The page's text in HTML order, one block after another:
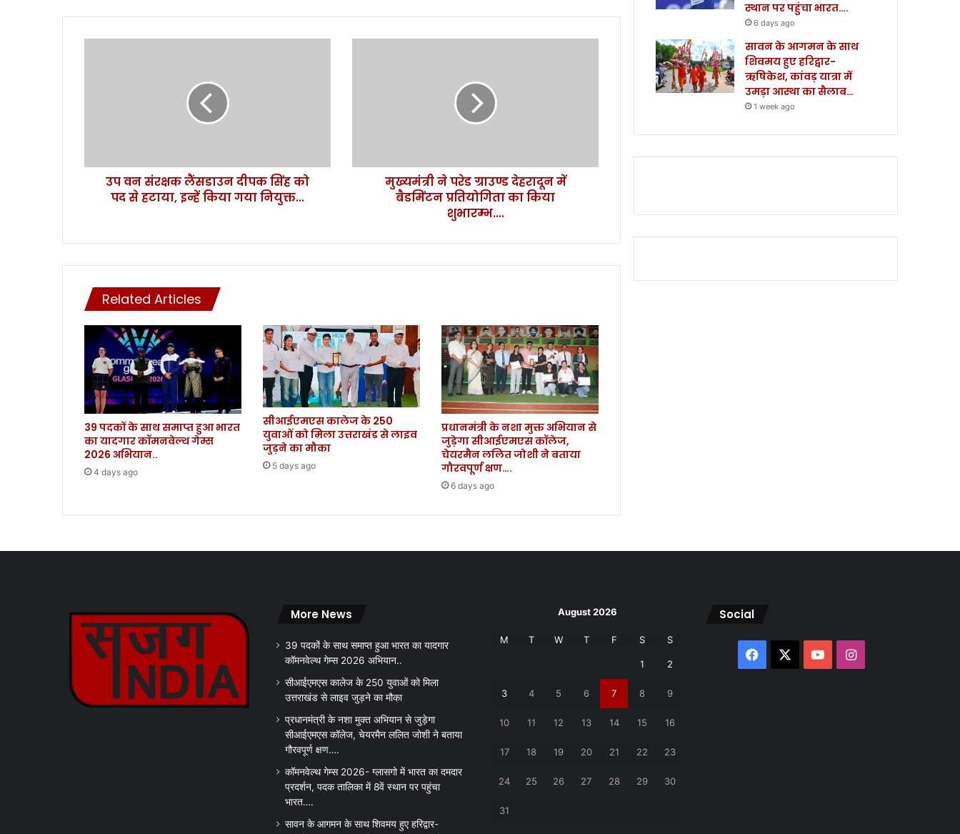
से
उप वन संरक्षक लैंसडाउन दीपक सिंह को
पद से हटाया, इन्हें किया गया नियुक्त...
का
मुख्यमंत्री ने परेड ग्राउण्ड देहरादून में
बैडमिंटन प्रतियोगिता का किया
शुभारम्भ....
Related Articles
39 पदकों के साथ समाप्त हुआ भारत
का यादगार कॉमनवेल्थ गेम्स
2026 अभियान..
4 days ago
सीआईएमएस कालेज के 250
युवाओं को मिला उत्तराखंड से लाइव
जुड़ने का मौका
5 days ago
प्रधानमंत्री के नशा मुक्त अभियान से
जुड़ेगा सीआईएमएस कॉलेज,
चेयरमैन ललित जोशी ने बताया
गौरवपूर्ण क्षण….
6 days ago
स्थान पर पहुंचा भारत….
6 days ago
सावन के आगमन के साथ
शिवमय हुए हरिद्वार-
ऋषिकेश, कांवड़ यात्रा में
उमड़ा आस्था का सैलाब…
1 week ago
More News
39 पदकों के साथ समाप्त हुआ भारत का यादगार
कॉमनवेल्थ गेम्स 2026 अभियान..
सीआईएमएस कालेज के 250 युवाओं को मिला
उत्तराखंड से लाइव जुड़ने का मौका
प्रधानमंत्री के नशा मुक्त अभियान से जुड़ेगा
सीआईएमएस कॉलेज, चेयरमैन ललित जोशी ने बताया
गौरवपूर्ण क्षण….
कॉमनवेल्थ गेम्स 2026- ग्लासगो में भारत का दमदार
प्रदर्शन, पदक तालिका में 8वें स्थान पर पहुंचा
भारत….
सावन के आगमन के साथ शिवमय हुए हरिद्वार-
August 2026
M T W T F S S
1 2
3 4 5 6 7 8 9
10 11 12 13 14 15 16
17 18 19 20 21 22 23
24 25 26 27 28 29 30
31
Social
Facebook YouTubeInstagram